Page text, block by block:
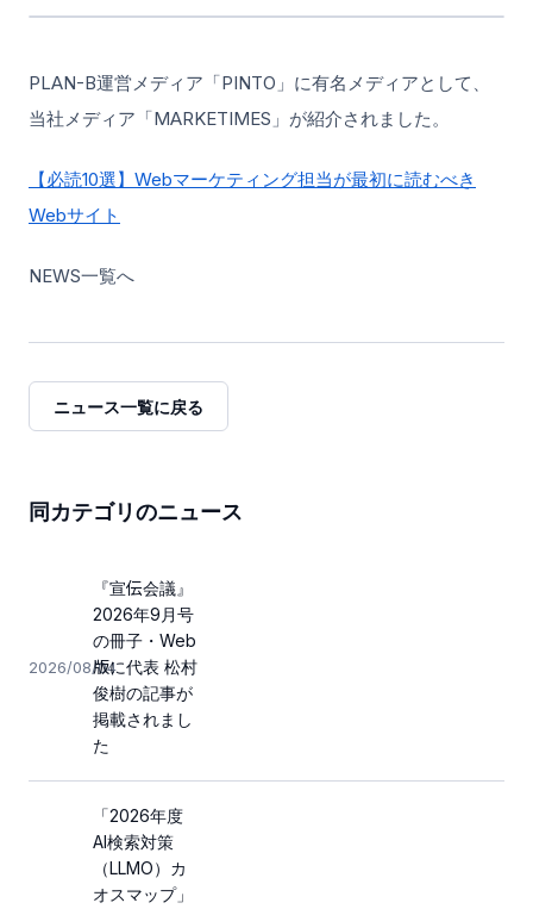
PLAN-B運営メディア「PINTO」に有名メディアとして、
当社メディア「MARKETIMES」が紹介されました。
【必読10選】Webマーケティング担当が最初に読むべき
Webサイト
NEWS一覧へ
ニュース一覧に戻る
同カテゴリのニュース
2026/08/04
『宣伝会議』
2026年9月号
の冊子・Web
版に代表 松村
俊樹の記事が
掲載されまし
た
「2026年度
AI検索対策
（LLMO）カ
オスマップ」